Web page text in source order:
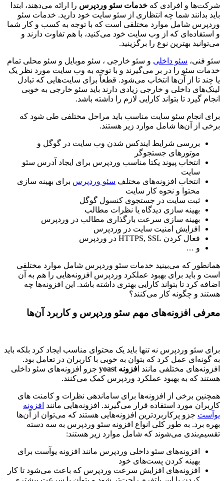
شرکت‌ها و افرادی که خدمات سئو وردپرس را ارائه می‌دهند، ابتدا
باید بدانند شما چه انتظاری از سئو سایت خود دارید. خدمات سئو
وردپرس شامل موارد مختلفی است که با توجه به کسب و کار شما
و استفاده‌ای که از وب سایت خود می‌کنید، با هم تفاوت دارند و
می‌توانید بهترین نوع را برگزینید.
سئو فنی، سئو داخلی و سئو خارجی ، سئو موبایل و سئو محلی تمام
خدمات سئو را در بر می‌گیرند و با توجه به وب سایت مورد نظر یک
یا چند تا از آن‌ها انتخاب می‌شود. قطعاً برای سایت‌هایی که تبادل
لینک‌های داخلی و خارجی زیادی دارند باید سئو خارجی به خوبی
انجام گیرد تا بتواند کارایی لازم را داشته باشد.
برای انجام سئو سایت مناسب باید مراحل مختلفی طی شود که
برخی از آن‌ها شامل موارد زیر هستند.
بررسی شرایط ایندکس شدن وب سایت در گوگل و
موتورهای جستجوگر
انتخاب پیوند یکتا مناسب وردپرس برای ایجاد آدرس سئو
سایت
انتخاب افزونه‌های مختلف سئو وردپرس برای بهینه سازی
محتوا و نحوه کار سایت
ثبت سایت در جستجوی کنسول گوگل
بهینه سازی دیدگاه یا نظرات مطالب
بهینه سازی سرعت بارگذاری مطالب در وردپرس
افزایش امنیت سایت در وردپرس
فعال کردن HTTPS, SSL در وردپرس
و …
همانطور که می‌بینید خدمات سئو وردپرس شامل موارد مختلفی
است و باید برای بهبود عملکرد وردپرس افزونه‌هایی را هم به آن
اضافه کرد تا بتواند کارایی بهتری داشته باشد. این افزونه‌ها چه
هستند و چگونه کار می‌کنند؟
معرفی افزونه‌های مهم سئو وردپرس و کاربرد آن‌ها
برای سئو وردپرس نه تنها باید یک محتوای مناسب ایجاد کرد بلکه باید
به گونه‌ای عمل کرد که بتوان به خوبی با کاربران در تعامل بود.
افزونه‌های مختلفی مانند ا فزونه yoast جزو افزونه‌های سئو داخلی
هستند که به بهبود عملکرد وردپرس کمک می‌کنند.
همچنین برخی از افزونه‌ها برای ساماندهی نظرات و کامنت های
کاربران مورد استفاده قرار می‌گیرند. افزونه‌هایی مانند افزونه
یوآست جزو پرکاربردترین افزونه‌هایی هستند که می‌توان از آن‌ها
بهره برد. به طور کلی انواع افزونه سئو وردپرس به سه دسته
تقسیم‌بندی می‌شوند که شامل موارد زیر هستند:
افزونه‌های سئو داخلی وردپرس مانند افزونه یوآست برای
بهینه کردن پست‌های خود
افزونه‌های افزایش سرعت وردپرس که باعث می‌شود تا کار